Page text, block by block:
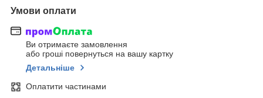
Умови оплати
Ви отримаєте замовлення
або гроші повернуться на вашу картку
Детальніше
Оплатити частинами